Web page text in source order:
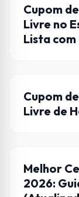
CUPONS DE
Cupom
Livre no
Lista
CUPONS DE
Cupom
Livre de
DICAS
Melhor
2026: